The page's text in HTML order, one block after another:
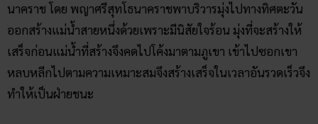
นาคราช โดย พญาศรีสุทโธนาคราชพาบริวารมุ่งไปทางทิศตะวัน
ออกสร้างแม่น้ำสายหนึ่งด้วยเพราะมีนิสัยใจร้อน มุ่งที่จะสร้างให้
เสร็จก่อนแม่น้ำที่สร้างจึงคดไปโค้งมาตามภูเขา เข้าไปซอกเขา
หลบหลีกไปตามความเหมาะสมจึงสร้างเสร็จในเวลาอันรวดเร็วจึง
ทำให้เป็นฝ่ายชนะ